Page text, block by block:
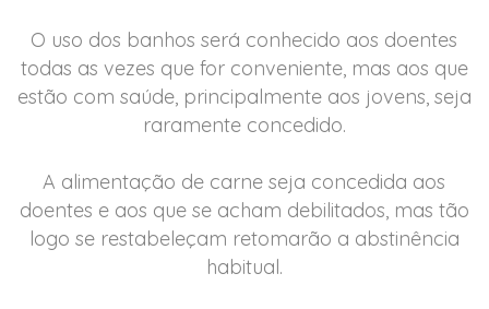
O uso dos banhos será conhecido aos doentes
todas as vezes que for conveniente, mas aos que
estão com saúde, principalmente aos jovens, seja
raramente concedido.
A alimentação de carne seja concedida aos
doentes e aos que se acham debilitados, mas tão
logo se restabeleçam retomarão a abstinência
habitual.